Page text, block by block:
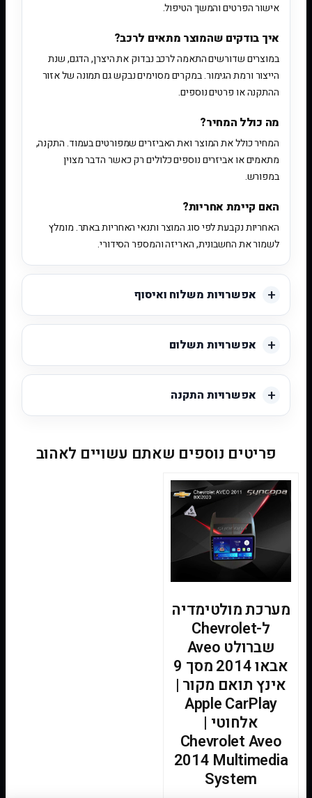
אישור הפרטים והמשך הטיפול.
איך בודקים שהמוצר מתאים לרכב?
במוצרים שדורשים התאמה לרכב נבדוק את היצרן, הדגם, שנת
הייצור ורמת הגימור. במקרים מסוימים נבקש גם תמונה של אזור
ההתקנה או פרטים נוספים.
מה כולל המחיר?
המחיר כולל את המוצר ואת האביזרים שמפורטים בעמוד. התקנה,
מתאמים או אביזרים נוספים כלולים רק כאשר הדבר מצוין
במפורש.
האם קיימת אחריות?
האחריות נקבעת לפי סוג המוצר ותנאי האחריות באתר. מומלץ
לשמור את החשבונית, האריזה והמספר הסידורי.
אפשרויות משלוח ואיסוף
אפשרויות תשלום
אפשרויות התקנה
פריטים נוספים שאתם עשויים לאהוב
מערכת מולטימדיה
ל-Chevrolet
שברולט Aveo
אבאו 2014 מסך 9
אינץ תואם מקור |
Apple CarPlay
אלחוטי |
Chevrolet Aveo
2014 Multimedia
System